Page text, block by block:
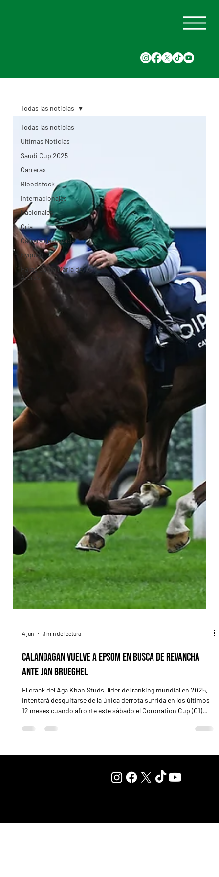
Todas las noticias
Últimas Noticias
Saudi Cup 2025
Carreras
Bloodstock
Internacionales
Nacionales
Cria
Carrera destacada
Nyquist
Haras Santa Maria de
Araras
Todas las noticias
4 jun 3 min de lectura
ante Jan Brueghel
El crack del Aga Khan Studs, líder del ranking mundial en 2025,
12 meses cuando afronte este sábado el Coronation Cup (G1)
Pocas veces una carrera de la antesala del Epsom Derby (G1)
genera tanta expectativa como la que rodea al Coronation Cup
propio: Calandagan (foto), el extraordinario representante del
Aga Khan Studs que regresa al escenario de la ú